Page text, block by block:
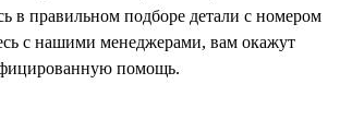
в правильном подборе детали с номером
с нашими менеджерами, вам окажут
помощь.